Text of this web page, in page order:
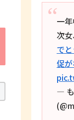
一
次
でと
促
—